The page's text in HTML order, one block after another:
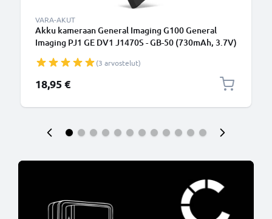
VARA-AKUT
Akku kameraan General Imaging G100 General
Imaging PJ1 GE DV1 J1470S - GB-50 (730mAh, 3.7V)
(3 arvostelut)
18,95 €